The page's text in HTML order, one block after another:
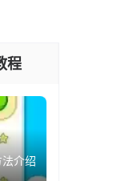
程
介绍